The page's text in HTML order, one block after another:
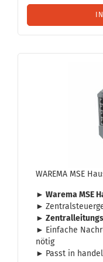
WA­RE­MA MSE
► Wa­re­ma MSE
►
►
► Ein­fa­che
nötig
► Passt in